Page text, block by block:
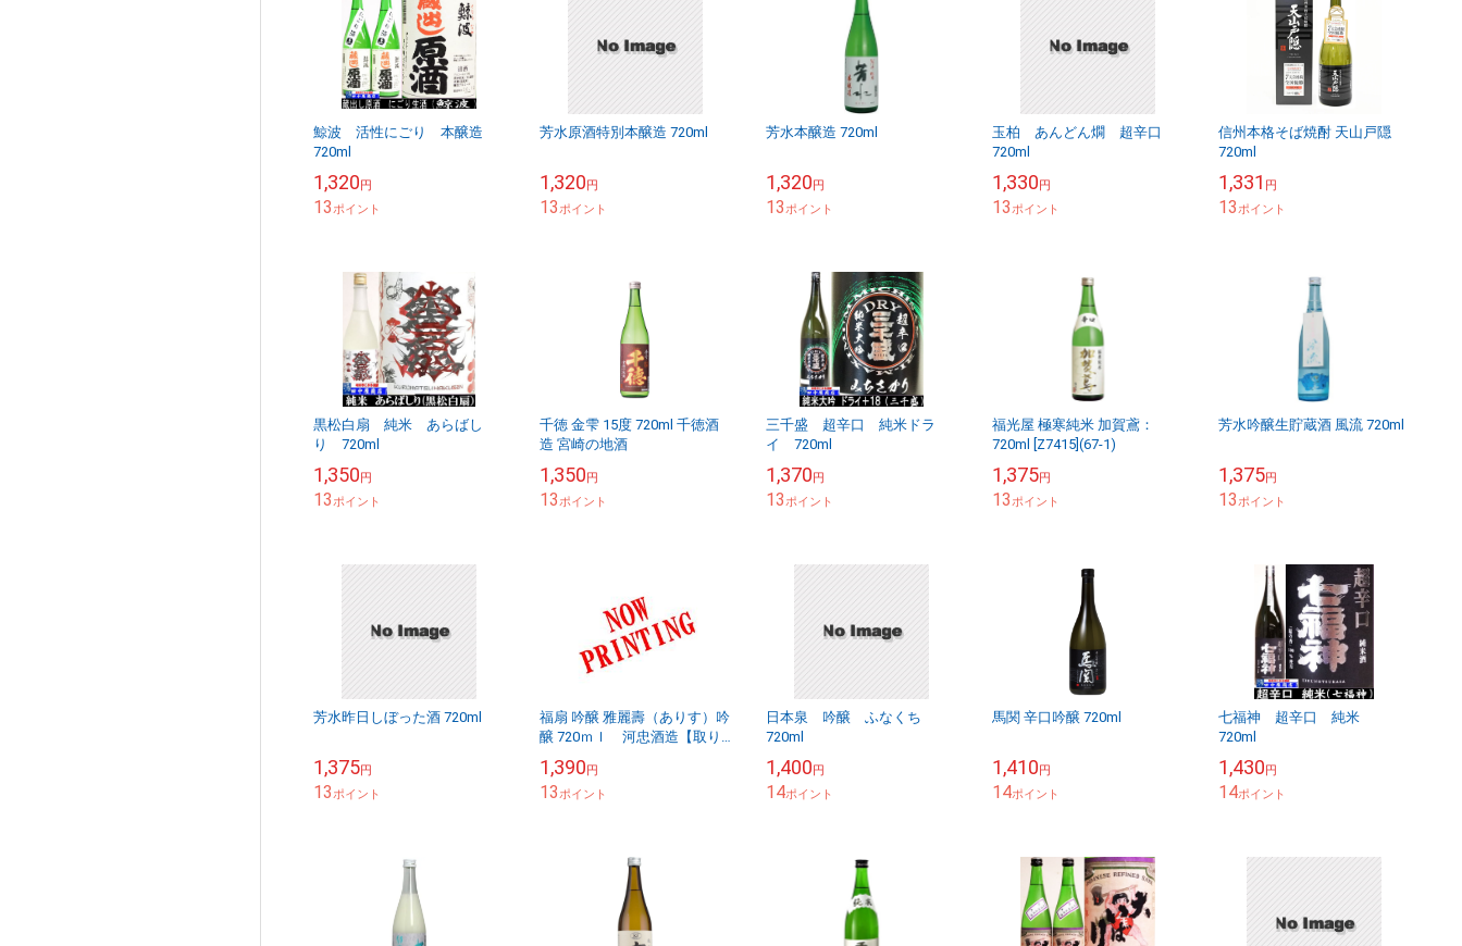
鯨波 活性にごり 本醸造
720ml
1,320円
13ポイント
芳水原酒特別本醸造 720ml
1,320円
13ポイント
芳水本醸造 720ml
1,320円
13ポイント
玉柏 あんどん燗 超辛口
720ml
1,330円
13ポイント
信州本格そば焼酎 天山戸隠
720ml
1,331 円
13ポイント
黒松白扇 純米 あらばし
り 720ml
1,350円
13ポイント
千徳 金雫 15度 720ml 千徳酒
造 宮崎の地酒
1,350円
13ポイント
三千盛 超辛口 純米ドラ
イ 720ml
1,370円
13ポイント
福光屋 極寒純米 加賀鳶：
720ml [Z7415](67-1)
1,375円
13ポイント
芳水吟醸生貯蔵酒 風流 720ml
1,375円
13ポイント
芳水昨日しぼった酒 720ml
1,375円
13ポイント
福扇 吟醸 雅麗壽（ありす）吟
醸 720ｍｌ 河忠酒造【取り
1,390円
13ポイント
日本泉 吟醸 ふなくち
720ml
1,400円
14ポイント
馬関 辛口吟醸 720ml
1,410円
14ポイント
七福神 超辛口 純米
720ml
1,430円
14ポイント